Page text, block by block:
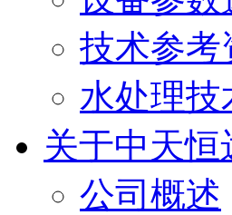
技术参考
水处理技
关于中天恒
公司概述